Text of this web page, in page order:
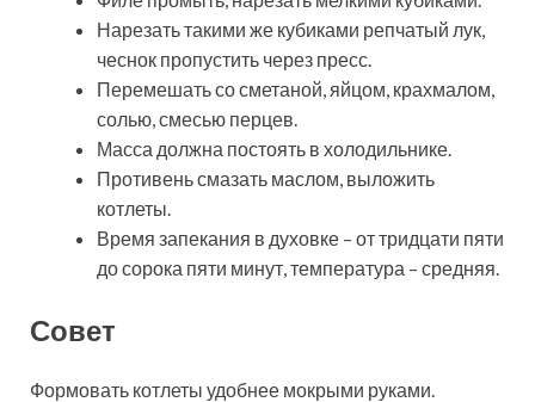
Нарезать такими же кубиками репчатый лук,
чеснок пропустить через пресс.
Перемешать со сметаной, яйцом, крахмалом,
солью, смесью перцев.
Масса должна постоять в холодильнике.
Противень смазать маслом, выложить
котлеты.
Время запекания в духовке – от тридцати пяти
до сорока пяти минут, температура – средняя.
Совет
Формовать котлеты удобнее мокрыми руками.